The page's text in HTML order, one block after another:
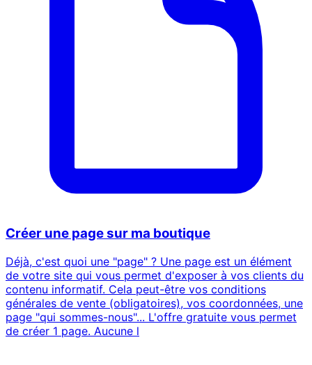
Créer une page sur ma boutique
Déjà, c'est quoi une "page" ? Une page est un élément
de votre site qui vous permet d'exposer à vos clients du
contenu informatif. Cela peut-être vos conditions
générales de vente (obligatoires), vos coordonnées, une
page "qui sommes-nous"... L'offre gratuite vous permet
de créer 1 page. Aucune l